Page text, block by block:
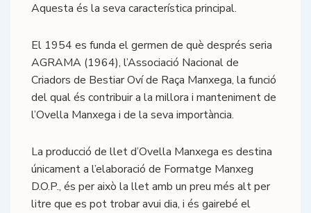
Aquesta és la seva característica principal.
El 1954 es funda el germen de què després seria
AGRAMA (1964), l’Associació Nacional de
Criadors de Bestiar Oví de Raça Manxega, la funció
del qual és contribuir a la millora i manteniment de
l’Ovella Manxega i de la seva importància.
La producció de llet d’Ovella Manxega es destina
únicament a l’elaboració de Formatge Manxeg
D.O.P., és per això la llet amb un preu més alt per
litre que es pot trobar avui dia, i és gairebé el